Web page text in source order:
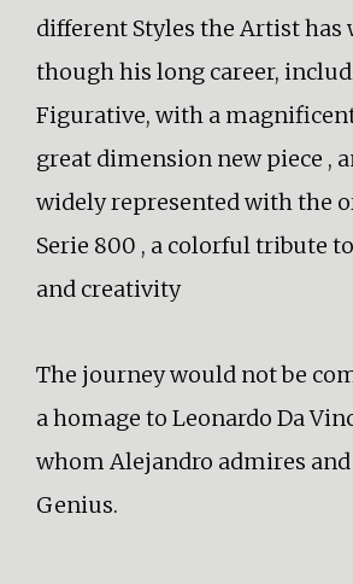
different Styles the Artist has
though his long career,
Figurative, with a
great dimension new piece ,
widely represented with the
Serie 800 , a colorful tribute
and creativity
The journey would not be
a homage to Leonardo Da
whom Alejandro admires
Genius.